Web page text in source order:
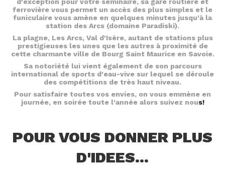
ferrovière vous permet un accès des plus simples et le
funiculaire vous amène en quelques minutes jusqu'à la
station des Arcs (domaine Paradiski).
La plagne, Les Arcs, Val d'Isère, autant de stations plus
prestigieuses les unes que les autres à proximité de
cette charmante ville de Bourg Saint Maurice en Savoie.
Sa notoriété lui vient également de son parcours
international de sports d'eau-vive sur lequel se déroule
des compétitions de très haut niveau.
Pour satisfaire toutes vos envies, on vous emmène en
journée, en soirée toute l'année alors suivez nous!
POUR VOUS DONNER PLUS
D'IDEES...